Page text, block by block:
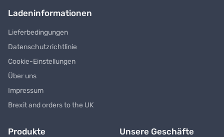
Ladeninformationen
Lieferbedingungen
Datenschutzrichtlinie
Cookie-Einstellungen
Über uns
Impressum
Brexit and orders to the UK
Produkte Unsere Geschäfte